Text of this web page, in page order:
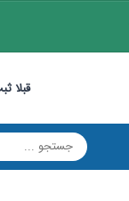
قبلا